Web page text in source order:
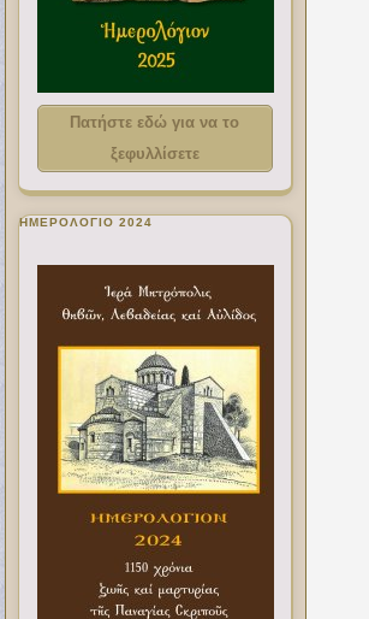
Πατήστε εδώ για να το
ξεφυλλίσετε
ΗΜΕΡΟΛΟΓΙΟ 2024